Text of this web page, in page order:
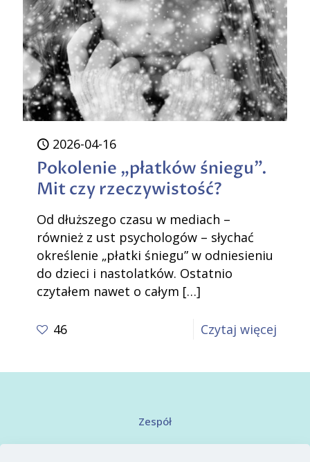
nich
Część
3
2026-04-16
Pokolenie „płatków śniegu”.
Mit czy rzeczywistość?
Od dłuższego czasu w mediach –
również z ust psychologów – słychać
określenie „płatki śniegu” w odniesieniu
do dzieci i nastolatków. Ostatnio
czytałem nawet o całym […]
46 Czytaj więcej
Zespół